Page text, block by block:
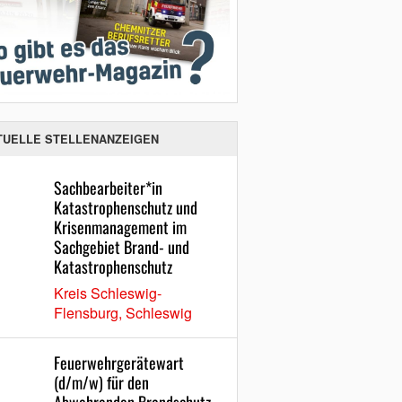
STELLENANZEIGEN
Sachbearbeiter*in
Katastrophenschutz und
Krisenmanagement im
Sachgebiet Brand- und
Katastrophenschutz
Kreis Schleswig-
Flensburg, Schleswig
Feuerwehrgerätewart
(d/m/w) für den